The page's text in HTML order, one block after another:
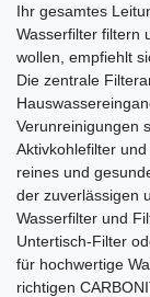
Ihr gesamtes
Wasserfilter filtern
wollen, empfiehlt
Die zentrale
Verunreinigungen
Aktivkohlefilter
reines und
der zuverlässigen
Wasserfilter und
Untertisch-Filter
für hochwertige
richtigen